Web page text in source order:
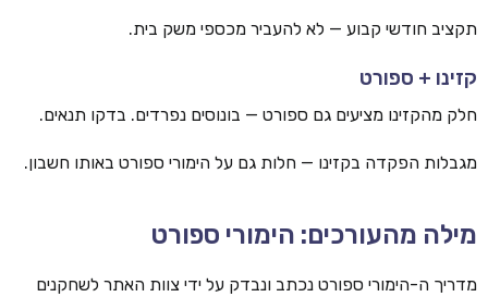
תקציב חודשי קבוע — לא להעביר מכספי משק בית.
קזינו + ספורט
חלק מהקזינו מציעים גם ספורט — בונוסים נפרדים. בדקו תנאים.
מגבלות הפקדה בקזינו — חלות גם על הימורי ספורט באותו חשבון.
מילה מהעורכים: הימורי ספורט
מדריך ה-הימורי ספורט נכתב ונבדק על ידי צוות האתר לשחקנים